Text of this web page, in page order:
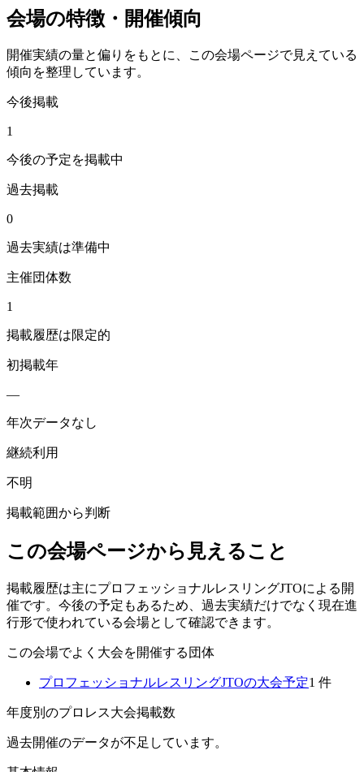
会場の特徴・開催傾向
開催実績の量と偏りをもとに、この会場ページで見えている
傾向を整理しています。
今後掲載
1
今後の予定を掲載中
過去掲載
0
過去実績は準備中
主催団体数
1
掲載履歴は限定的
初掲載年
—
年次データなし
継続利用
不明
掲載範囲から判断
この会場ページから見えること
掲載履歴は主にプロフェッショナルレスリングJTOによる開
催です。今後の予定もあるため、過去実績だけでなく現在進
行形で使われている会場として確認できます。
この会場でよく大会を開催する団体
プロフェッショナルレスリングJTOの大会予定1 件
年度別のプロレス大会掲載数
過去開催のデータが不足しています。